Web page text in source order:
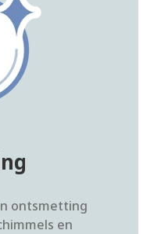
ontsmetting
en